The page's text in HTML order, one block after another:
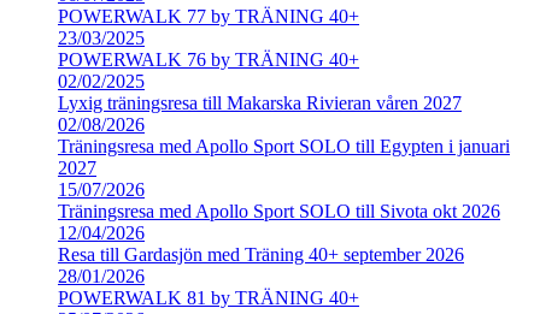
POWERWALK 77 by TRÄNING 40+
23/03/2025
POWERWALK 76 by TRÄNING 40+
02/02/2025
Lyxig träningsresa till Makarska Rivieran våren 2027
02/08/2026
Träningsresa med Apollo Sport SOLO till Egypten i januari
2027
15/07/2026
Träningsresa med Apollo Sport SOLO till Sivota okt 2026
12/04/2026
Resa till Gardasjön med Träning 40+ september 2026
28/01/2026
POWERWALK 81 by TRÄNING 40+